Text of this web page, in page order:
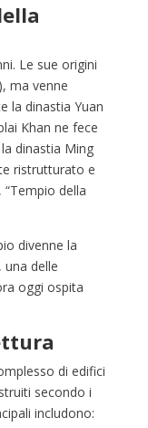
Le sue origini
ma venne
la dinastia Yuan
Khan ne fece
dinastia Ming
ristrutturato e
della
divenne la
una delle
oggi ospita
di edifici
secondo i
includono: